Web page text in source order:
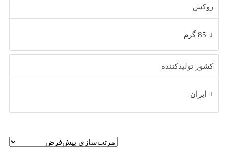
روکش
85 گرم
کشور تولیدکننده
ایران